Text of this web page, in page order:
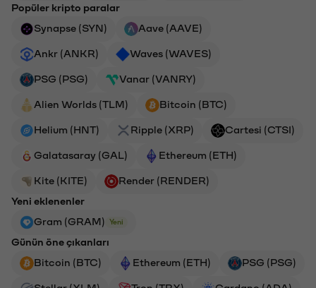
Popüler kripto paralar
Synapse (SYN)
Aave (AAVE)
Ankr (ANKR) Waves (WAVES)
PSG (PSG) Vanar (VANRY)
Alien Worlds (TLM) Bitcoin (BTC)
Helium (HNT) Ripple (XRP) Cartesi (CTSI)
Galatasaray (GAL) Ethereum (ETH)
Kite (KITE)
Render (RENDER)
Yeni eklenenler
Gram (GRAM)
Yeni
Günün öne çıkanları
Bitcoin (BTC)
Ethereum (ETH) PSG (PSG)